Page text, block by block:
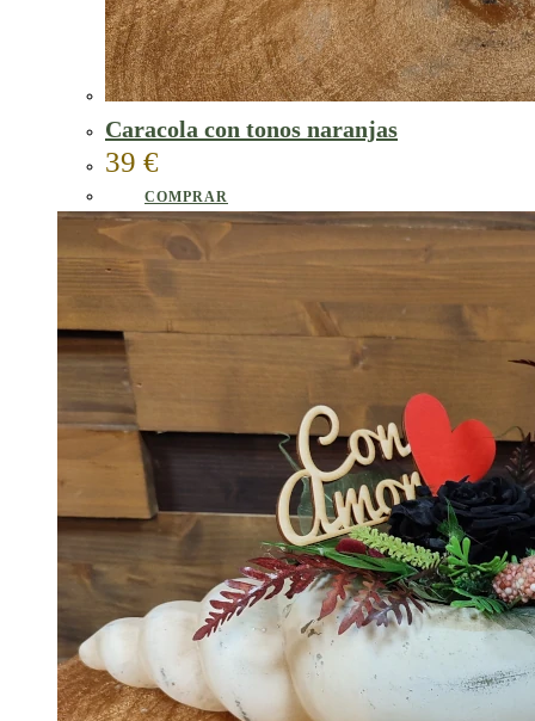
Caracola con tonos naranjas
39 €
COMPRAR